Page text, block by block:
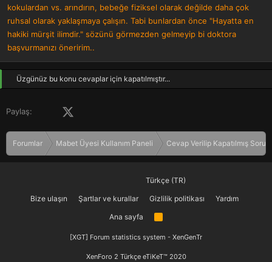
kokulardan vs. arındırın, bebeğe fiziksel olarak değilde daha çok
ruhsal olarak yaklaşmaya çalışın. Tabi bunlardan önce "Hayatta en
hakiki mürşit ilimdir." sözünü görmezden gelmeyip bi doktora
başvurmanızı öneririm..
Üzgünüz bu konu cevaplar için kapatılmıştır...
Paylaş: Facebook
Forumlar Mabet Üyesi Kullanım Paneli Cevap Verilip Kapatılmış
Türkçe (TR)
Bize ulaşın
Şartlar ve kurallar Gizlilik politikası
Yardım
Ana sayfa
R
[XGT] Forum statistics system - XenGenTr
XenForo 2 Türkçe eTiKeT™ 2020